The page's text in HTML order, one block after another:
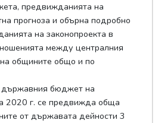
предвижданията на
прогноза и обърна подробно
на законопроекта в
между централния
общините общо и по
държавния бюджет на
2020 г. се предвижда обща
от държавата дейности 3